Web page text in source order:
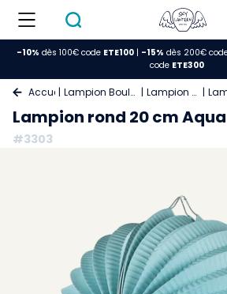
-10% dès 100€ code ETE100| -15% dès 200€
code ETE300
Accueil Lampion Boule Papier Lampion Papier
Lampion rond 20 cm
#3303